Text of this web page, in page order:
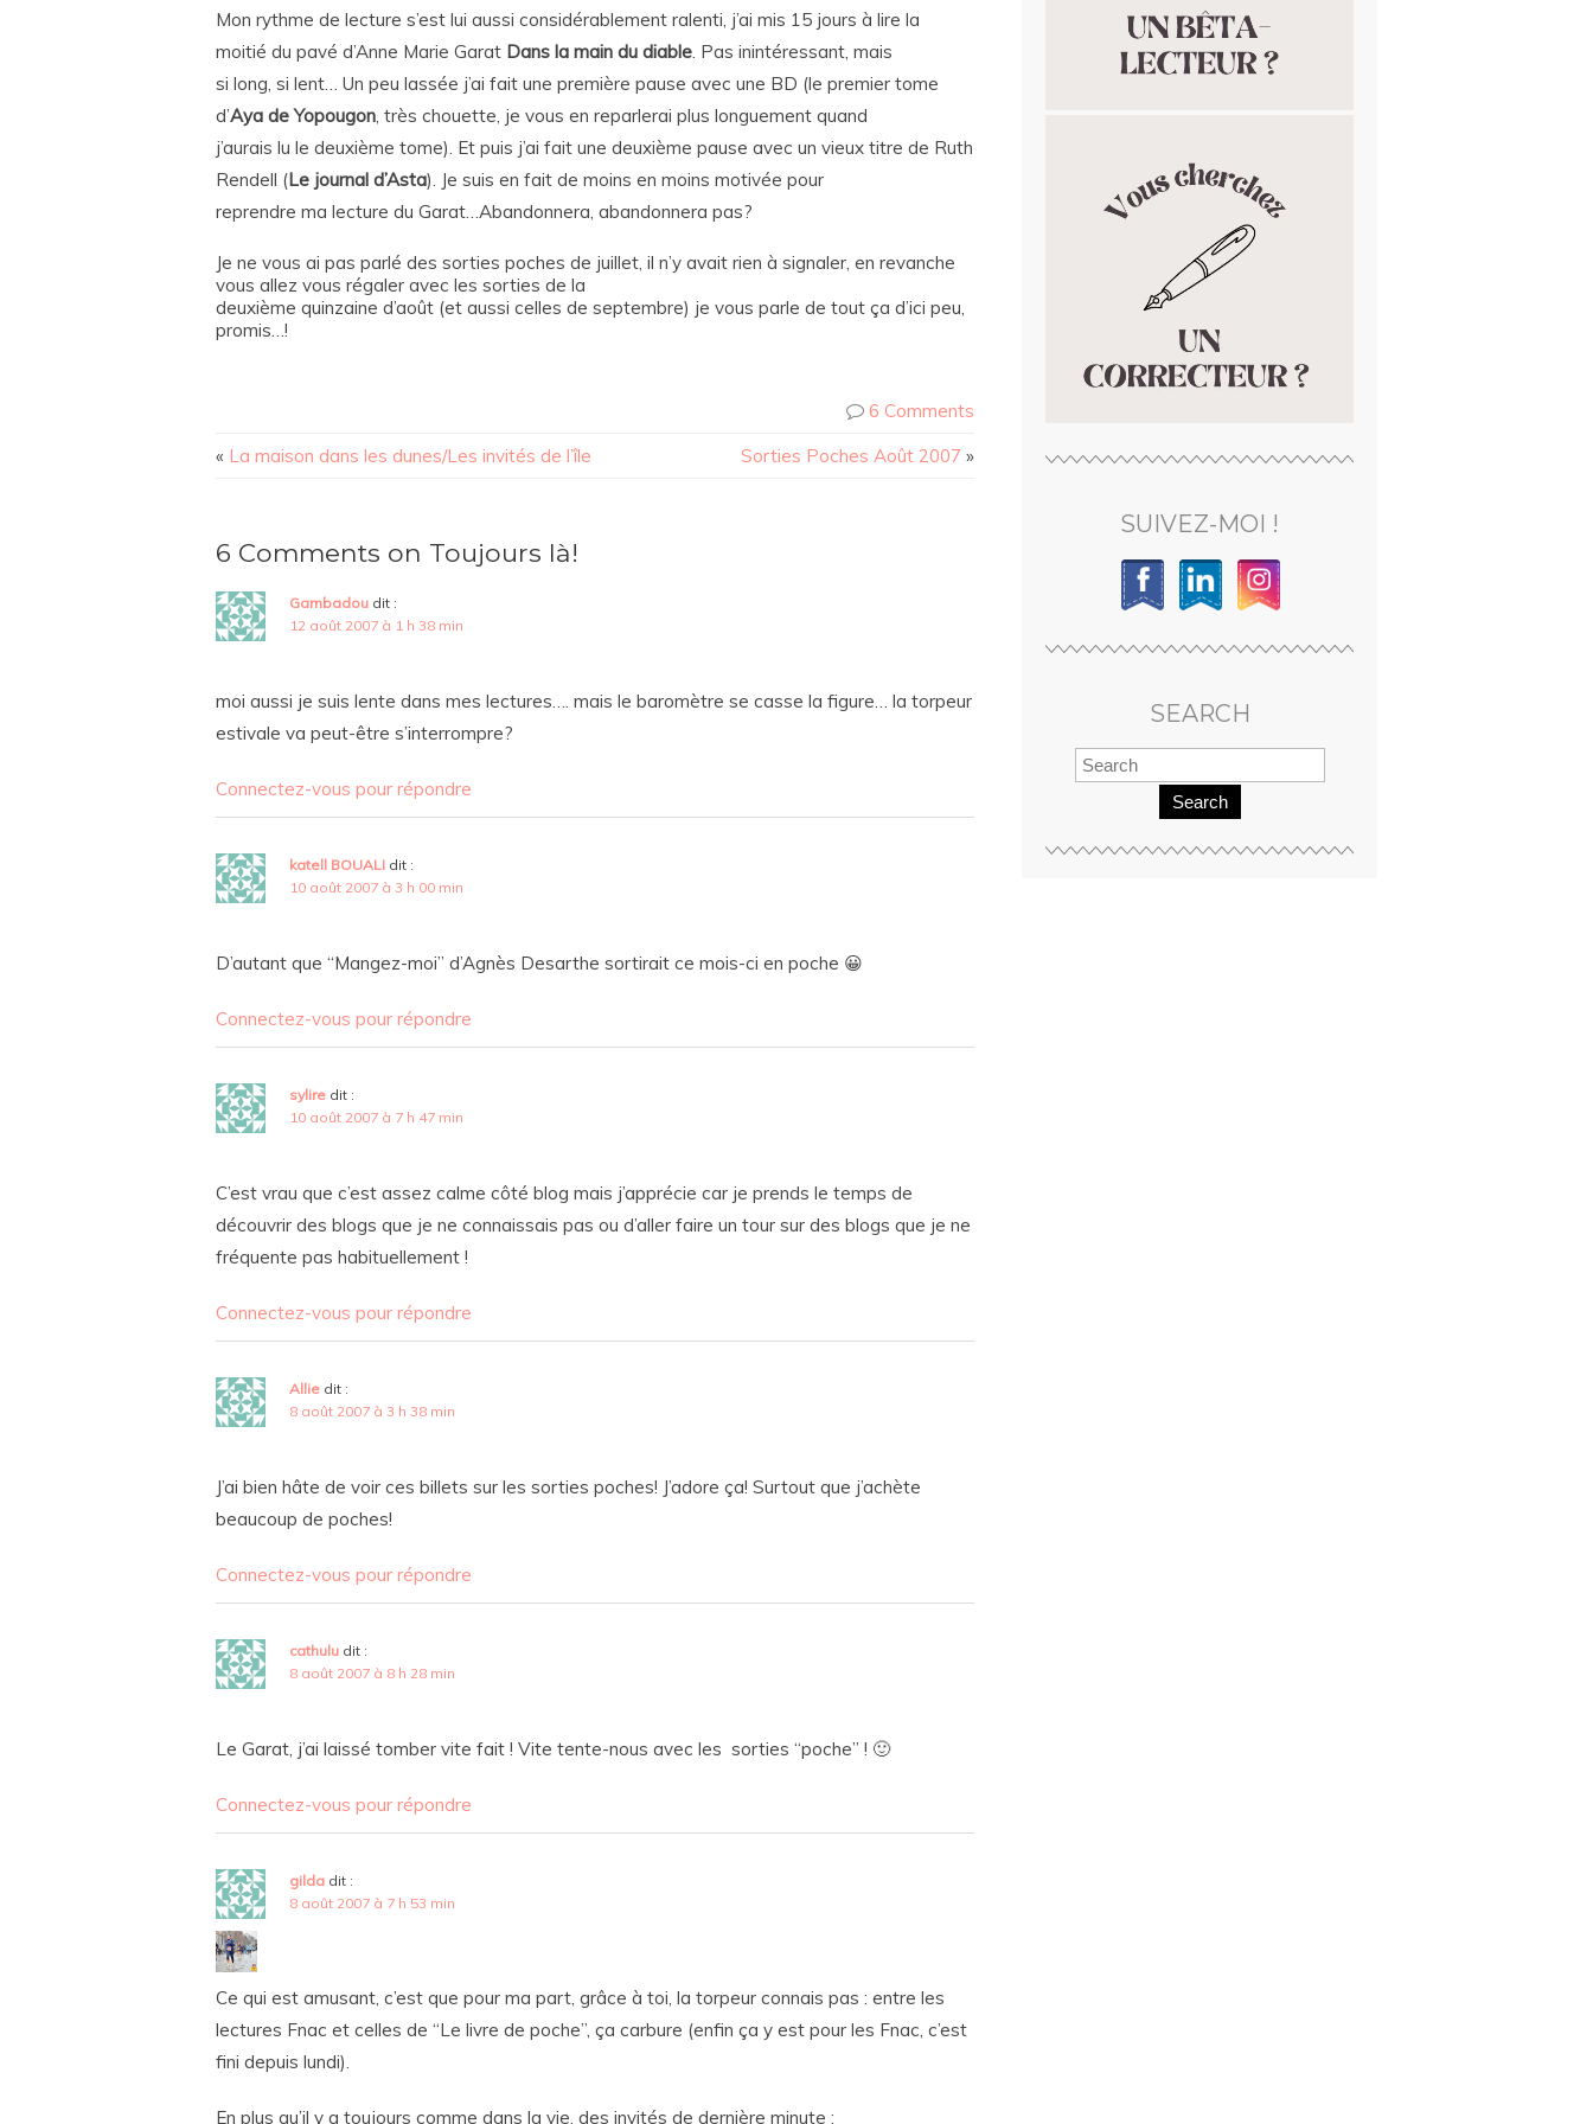
Mon rythme de lecture s’est lui aussi considérablement ralenti, j’ai mis 15 jours à lire la
moitié du pavé d’Anne Marie Garat Dans la main du diable. Pas inintéressant, mais
si long, si lent… Un peu lassée j’ai fait une première pause avec une BD (le premier tome
d’Aya de Yopougon, très chouette, je vous en reparlerai plus longuement quand
j’aurais lu le deuxième tome). Et puis j’ai fait une deuxième pause avec un vieux titre de Ruth
Rendell (Le journal d’Asta). Je suis en fait de moins en moins motivée pour
reprendre ma lecture du Garat…Abandonnera, abandonnera pas?
Je ne vous ai pas parlé des sorties poches de juillet, il n’y avait rien à signaler, en revanche
vous allez vous régaler avec les sorties de la
deuxième quinzaine d’août (et aussi celles de septembre) je vous parle de tout ça d’ici peu,
promis…!
6 Comments
« La maison dans les dunes/Les invités de l’île Sorties Poches Août 2007 »
6 Comments on Toujours là!
Gambadou dit :
12 août 2007 à 1 h 38 min
moi aussi je suis lente dans mes lectures…. mais le baromètre se casse la figure… la torpeur
estivale va peut-être s’interrompre?
Connectez-vous pour répondre
katell BOUALI dit :
10 août 2007 à 3 h 00 min
D’autant que “Mangez-moi” d’Agnès Desarthe sortirait ce mois-ci en poche 😀
Connectez-vous pour répondre
sylire dit :
10 août 2007 à 7 h 47 min
C’est vrau que c’est assez calme côté blog mais j’apprécie car je prends le temps de
découvrir des blogs que je ne connaissais pas ou d’aller faire un tour sur des blogs que je ne
fréquente pas habituellement !
Connectez-vous pour répondre
Allie dit :
8 août 2007 à 3 h 38 min
J’ai bien hâte de voir ces billets sur les sorties poches! J’adore ça! Surtout que j’achète
beaucoup de poches!
Connectez-vous pour répondre
cathulu dit :
8 août 2007 à 8 h 28 min
Le Garat, j’ai laissé tomber vite fait ! Vite tente-nous avec les sorties “poche” ! 🙂
Connectez-vous pour répondre
gilda dit :
8 août 2007 à 7 h 53 min
Ce qui est amusant, c’est que pour ma part, grâce à toi, la torpeur connais pas : entre les
lectures Fnac et celles de “Le livre de poche”, ça carbure (enfin ça y est pour les Fnac, c’est
fini depuis lundi).
En plus qu’il y a toujours comme dans la vie, des invités de dernière minute :
SUIVEZ-MOI !
SEARCH
Search